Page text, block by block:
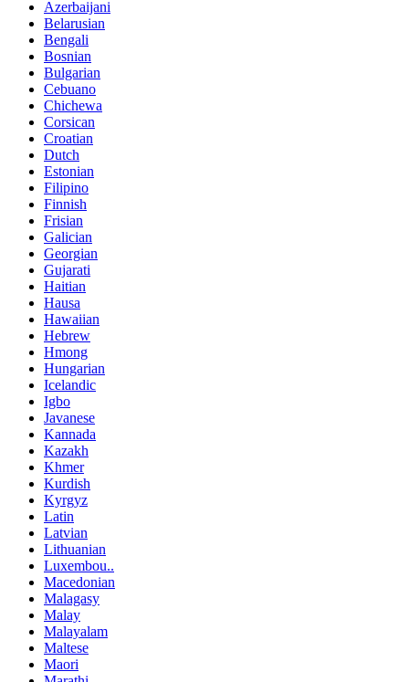
Azerbaijani
Belarusian
Bengali
Bosnian
Bulgarian
Cebuano
Chichewa
Corsican
Croatian
Dutch
Estonian
Filipino
Finnish
Frisian
Galician
Georgian
Gujarati
Haitian
Hausa
Hawaiian
Hebrew
Hmong
Hungarian
Icelandic
Igbo
Javanese
Kannada
Kazakh
Khmer
Kurdish
Kyrgyz
Latin
Latvian
Lithuanian
Luxembou..
Macedonian
Malagasy
Malay
Malayalam
Maltese
Maori